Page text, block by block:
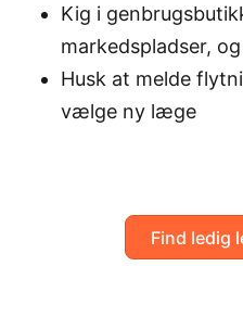
Kig i
markedspladser,
Husk at melde
vælge ny læge
Find ledig